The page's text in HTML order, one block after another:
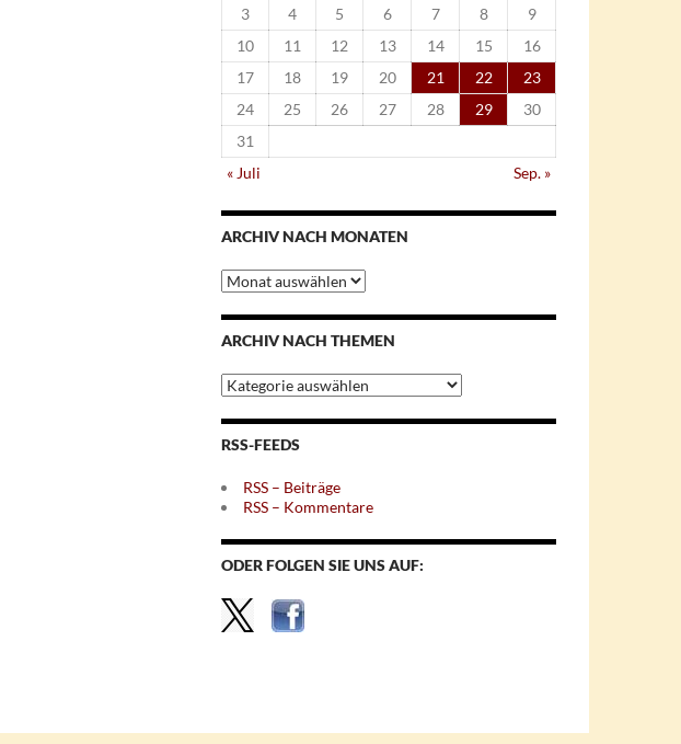
3
4 5 6 7 8
9
10
11 12 13 14 15
16
17
18 19 20 21 22
23
24
25 26 27 28 29
30
31
« Juli
Sep. »
ARCHIV NACH MONATEN
Archiv
nach
Monaten
ARCHIV NACH THEMEN
Archiv
nach
Themen
RSS-FEEDS
RSS – Beiträge
RSS – Kommentare
ODER FOLGEN SIE UNS AUF: